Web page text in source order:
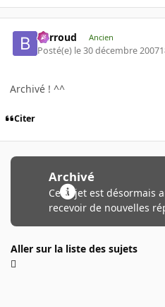
Barroud Ancien
Posté(e) le 30 décembre 2007
Archivé ! ^^
Citer
Archivé
Ce sujet est désormais
recevoir de nouvelles
Aller sur la liste des sujets